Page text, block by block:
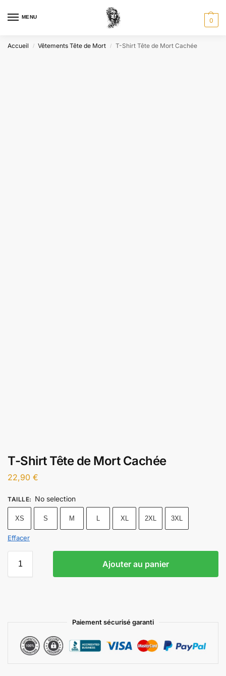
MENU 0
Accueil / Vêtements Tête de Mort / T-Shirt Tête de Mort Cachée
T-Shirt Tête de Mort Cachée
22,90 €
TAILLE: No selection
XS S M L XL 2XL 3XL
Effacer
Ajouter au panier
Paiement sécurisé garanti